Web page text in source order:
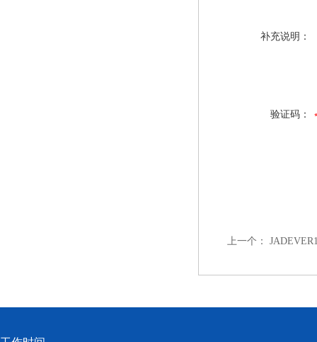
补充说明：
验证码：
上一个：